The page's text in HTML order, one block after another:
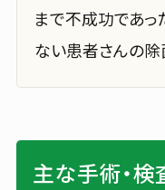
まで不成功であっ
ない患者さんの除
主な手術・検